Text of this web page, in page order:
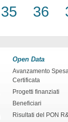
35 36
Open Data
Avanzamento
Certificata
Progetti finanziati
Beneficiari
Risultati del PON